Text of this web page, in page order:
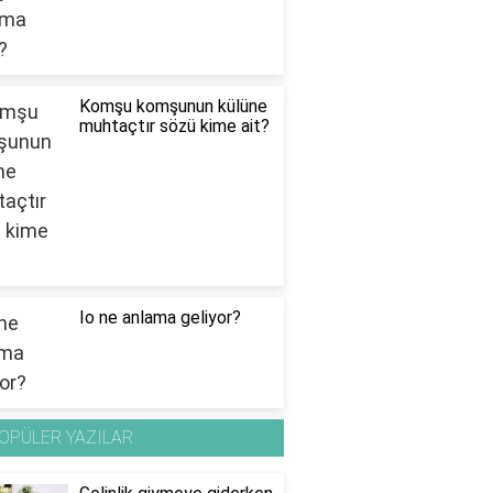
Komşu komşunun külüne
muhtaçtır sözü kime ait?
Io ne anlama geliyor?
YAZILAR